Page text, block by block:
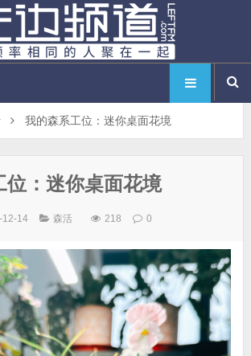
我的森系工位：迷你桌面花境
位：迷你桌面花境
12-14 森活 218 0